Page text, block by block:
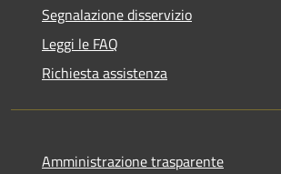
Segnalazione disservizio
Leggi le FAQ
Richiesta assistenza
Amministrazione trasparente